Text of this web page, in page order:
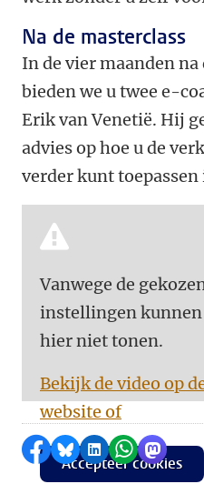
Na de masterclass
In de vier maanden na
bieden we u twee e-
Erik van Venetië. Hij
advies op hoe u de
verder kunt
Vanwege de
instellingen kunnen
hier niet tonen.
Bekijk de video op
website of
Accepteer cookies
Delen op Facebook
Delen via Bluesky
Delen opDelen via
Delen